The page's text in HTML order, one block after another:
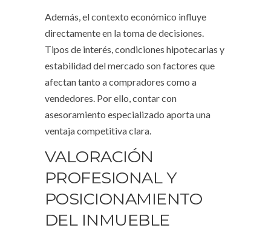
Además, el contexto económico influye
directamente en la toma de decisiones.
Tipos de interés, condiciones hipotecarias y
estabilidad del mercado son factores que
afectan tanto a compradores como a
vendedores. Por ello, contar con
asesoramiento especializado aporta una
ventaja competitiva clara.
VALORACIÓN
PROFESIONAL Y
POSICIONAMIENTO
DEL INMUEBLE